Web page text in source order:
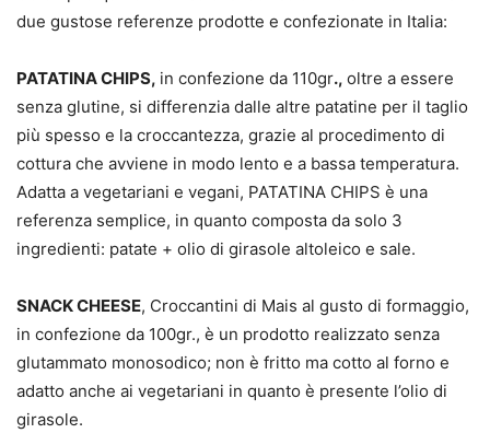
due gustose referenze prodotte e confezionate in Italia:
PATATINA CHIPS, in confezione da 110gr., oltre a essere
senza glutine, si differenzia dalle altre patatine per il taglio
più spesso e la croccantezza, grazie al procedimento di
cottura che avviene in modo lento e a bassa temperatura.
Adatta a vegetariani e vegani, PATATINA CHIPS è una
referenza semplice, in quanto composta da solo 3
ingredienti: patate + olio di girasole altoleico e sale.
SNACK CHEESE, Croccantini di Mais al gusto di formaggio,
in confezione da 100gr., è un prodotto realizzato senza
glutammato monosodico; non è fritto ma cotto al forno e
adatto anche ai vegetariani in quanto è presente l’olio di
girasole.